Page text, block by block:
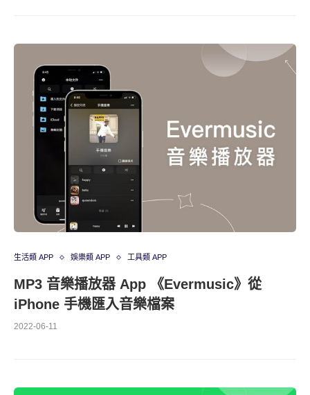
生活類 APP 娛樂類 APP 工具類 APP
MP3 音樂播放器 App 《Evermusic》從
iPhone 手機匯入音樂檔案
2022-06-11